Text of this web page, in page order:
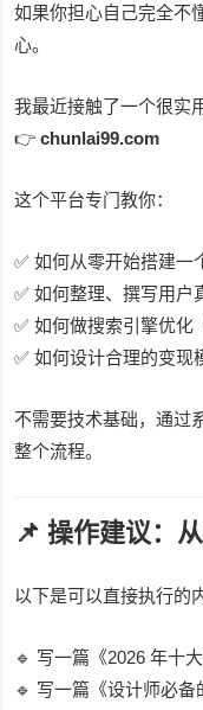
如果你担心自己完全不
心。
我最近接触了一个很
👉chunlai99.com
这个平台专门教你：
✅ 如何从零开始搭建一
✅ 如何整理、撰写用户
✅ 如何做搜索引擎优化
✅ 如何设计合理的变现
不需要技术基础，通过
整个流程。
📌 操作建议：
以下是可以直接执行的
🔹 写一篇《2026 年十
🔹 写一篇《设计师必备